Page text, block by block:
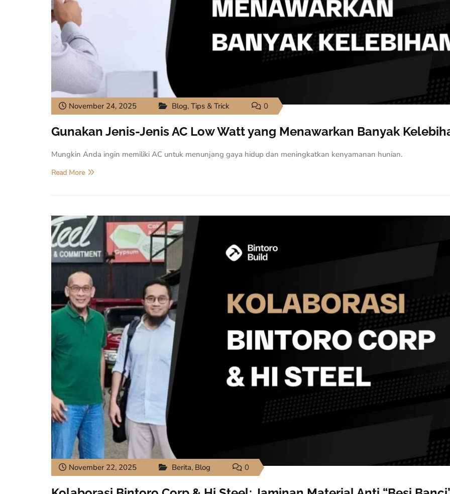
November 24, 2025 Blog, Tips & Trick 0
Gunakan Jenis-Jenis AC Low Watt yang Menawarkan Banyak
Mungkin Anda ingin memiliki AC untuk menunjang gaya hidup dan meningkatkan kenyamanan hunian.
Read More
November 22, 2025 Berita, Blog 0